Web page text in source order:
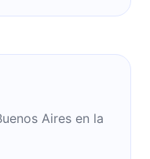
Aires en la